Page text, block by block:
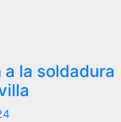
la soldadura